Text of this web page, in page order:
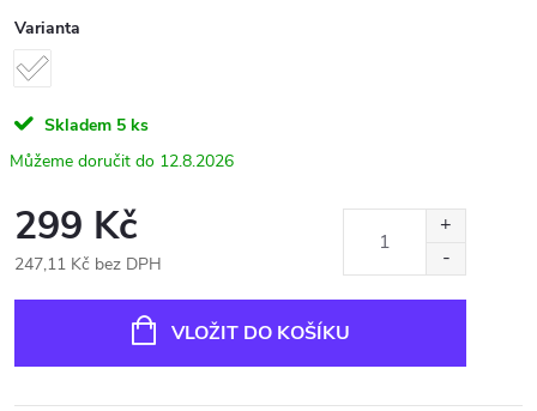
Varianta
Skladem 5 ks
12.8.2026
299 Kč
247,11 Kč bez DPH
VLOŽIT DO KOŠÍKU